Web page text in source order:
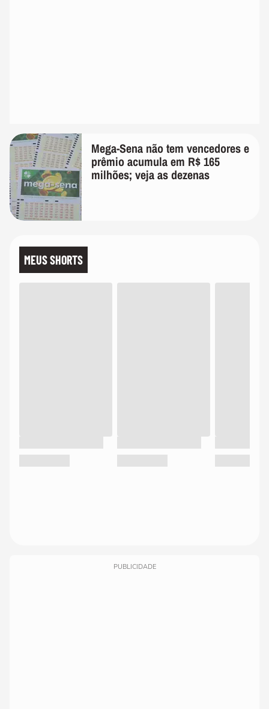
Mega-Sena não tem vencedores e
prêmio acumula em R$ 165
milhões; veja as dezenas
MEUS SHORTS
PUBLICIDADE